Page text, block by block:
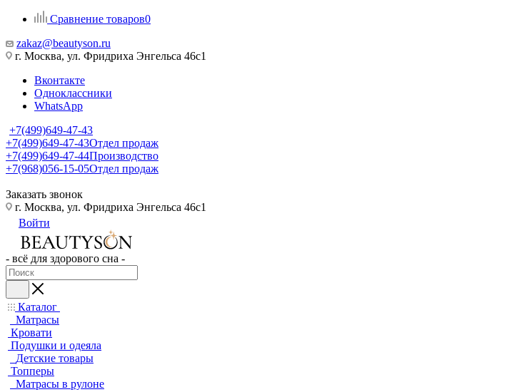
Сравнение товаров0
zakaz@beautyson.ru
г. Москва, ул. Фридриха Энгельса 46с1
Вконтакте
Одноклассники
WhatsApp
+7(499)649-47-43
+7(499)649-47-43Отдел продаж
+7(499)649-47-44Производство
+7(968)056-15-05Отдел продаж
Заказать звонок
г. Москва, ул. Фридриха Энгельса 46с1
Войти
- всё для здорового сна -
Каталог
Матрасы
Кровати
Подушки и одеяла
Детские товары
Топперы
Матрасы в рулоне